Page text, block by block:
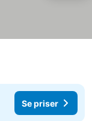
Se priser